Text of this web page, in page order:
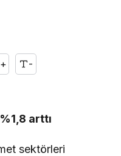
+ -
arttı
sektörleri